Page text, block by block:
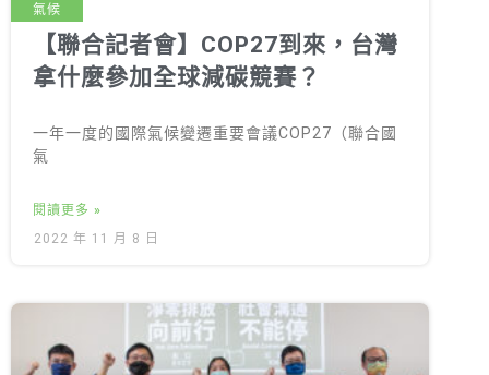
氣候
【聯合記者會】COP27到來，台灣
拿什麼參加全球減碳競賽？
一年一度的國際氣候變遷重要會議COP27（聯合國
氣
閱讀更多 »
2022 年 11 月 8 日